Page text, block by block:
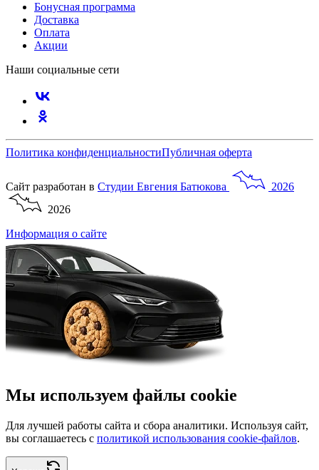
Бонусная программа
Доставка
Оплата
Акции
Наши социальные сети
Политика конфиденциальностиПубличная оферта
Сайт разработан в Студии Евгения Батюкова
2026
2026
Информация о сайте
Мы используем файлы cookie
Для лучшей работы сайта и сбора аналитики. Используя сайт,
вы соглашаетесь с политикой использования cookie-файлов.